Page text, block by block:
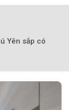
Yên sắp có